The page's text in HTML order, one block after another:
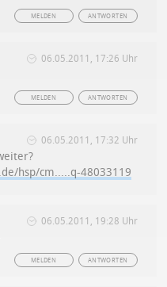
ANTWORTEN
MELDEN
06.05.2011, 17:26 Uhr
ANTWORTEN
MELDEN
06.05.2011, 17:32 Uhr
hsp/cm.....q-48033119
06.05.2011, 19:28 Uhr
ANTWORTEN
MELDEN